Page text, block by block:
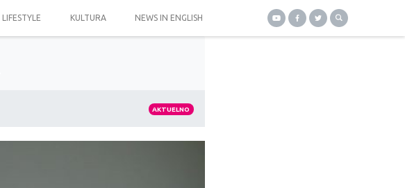
LIFESTYLE KULTURA NEWS IN ENGLISH
AKTUELNO